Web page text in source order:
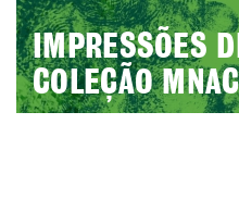
IMPRESSÕES
COLEÇÃO MNAC